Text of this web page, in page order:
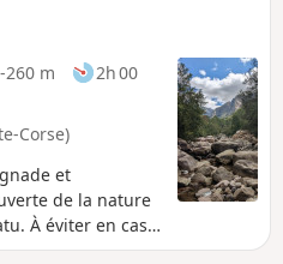
-260 m
2h 00
Corse)
et
de la nature
À éviter en cas
la boucle de